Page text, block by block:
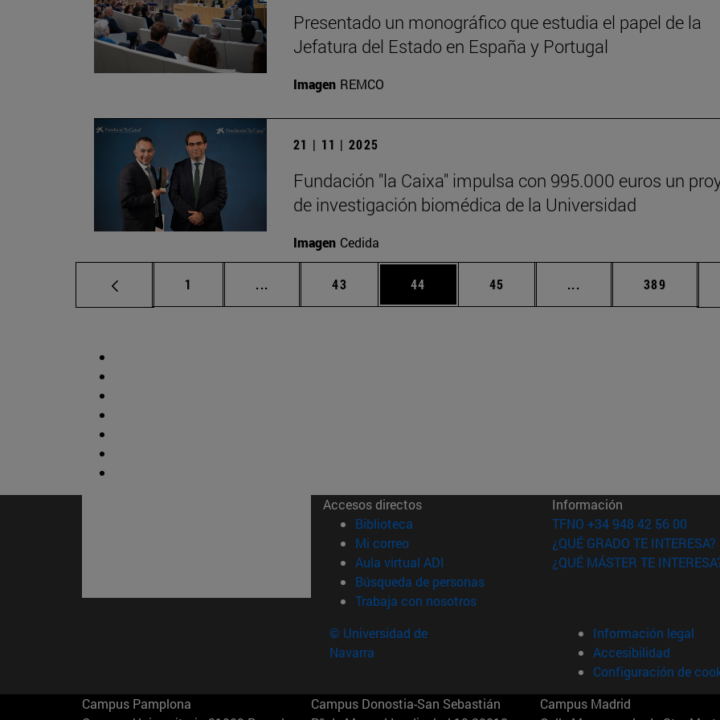
Presentado un monográfico que estudia el papel de la
Jefatura del Estado en España y Portugal
Imagen REMCO
21 | 11 | 2025
Fundación "la Caixa" impulsa con 995.000 euros un
de investigación biomédica de la Universidad
Imagen Cedida
Página
1 ... Páginas intermedias Use TAB para desplazarse.
Página
43 Página
44 Página
45 ... Páginas intermedias
Página
389
Accesos directos
Biblioteca (abre en nueva ventana)
Mi correo(abre en nueva ventana)
Aula virtual ADI (abre en nueva ventana)
Búsqueda de personas(abre en nueva ventana)
Trabaja con nosotros(abre en nueva ventana)
Información
TFNO +34 948 42 56 00
¿QUÉ GRADO TE INTERESA?
¿QUÉ MÁSTER TE
© Universidad de
Navarra
Información legal
Accesibilidad
Configuración de
Campus Pamplona
Campus Donostia-San Sebastián
Campus Madrid